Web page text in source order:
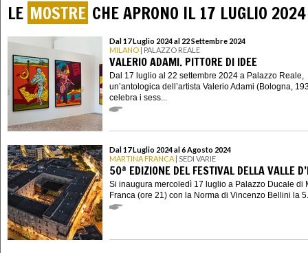
LE MOSTRE CHE APRONO IL 17 LUGLIO 2024
Dal 17 Luglio 2024 al 22 Settembre 2024
MILANO | PALAZZO REALE
VALERIO ADAMI. PITTORE DI IDEE
Dal 17 luglio al 22 settembre 2024 a Palazzo Reale,
un’antologica dell’artista Valerio Adami (Bologna,
celebra i sess...
Dal 17 Luglio 2024 al 6 Agosto 2024
MARTINA FRANCA | SEDI VARIE
50ª EDIZIONE DEL FESTIVAL DELLA VALLE
Si inaugura mercoledì 17 luglio a Palazzo Ducale di
Franca (ore 21) con la Norma di Vincenzo Bellini la